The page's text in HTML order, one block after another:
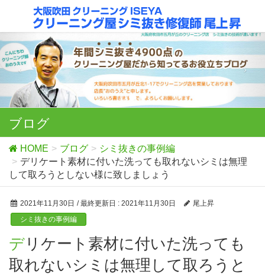
ブログ
HOME ブログ
シミ抜きの事例編
デリケート素材に付いた洗っても取れないシミは無理
して取ろうとしない様に致しましょう
2021年11月30日 / 最終更新日 : 2021年11月30日
尾上昇
シミ抜きの事例編
デリケート素材に付いた洗っても
取れないシミは無理して取ろうと